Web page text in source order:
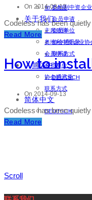
奥地利中资企
会员申请
会员单位
协会通讯录
联系方式
简体中文
DEUTSCH
加入会员
关于我们
主席致辞
奥地利中资企业协
会员申请
会员单位
协会通讯录
联系方式
简体中文
DEUTSCH
On 2014-09-13
Codeless has been
Read More
How to
On 2014-09-13
Codeless has been
Read More
Scroll